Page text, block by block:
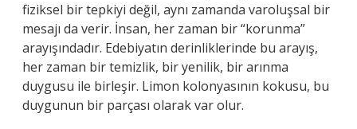
fiziksel bir tepkiyi değil, aynı zamanda varoluşsal bir
mesajı da verir. İnsan, her zaman bir “korunma”
arayışındadır. Edebiyatın derinliklerinde bu arayış,
her zaman bir temizlik, bir yenilik, bir arınma
duygusu ile birleşir. Limon kolonyasının kokusu, bu
duygunun bir parçası olarak var olur.